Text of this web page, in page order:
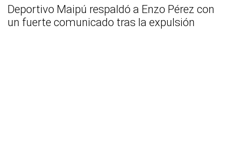
Deportivo Maipú respaldó a Enzo Pérez con
un fuerte comunicado tras la expulsión